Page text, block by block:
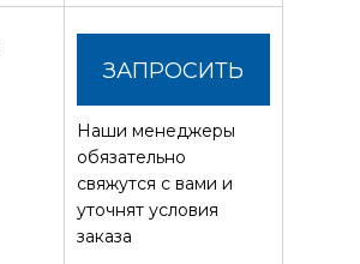
ЗАПРОСИТЬ
СТОИМОСТЬ
Наши менеджеры
обязательно
свяжутся с вами и
уточнят условия
заказа